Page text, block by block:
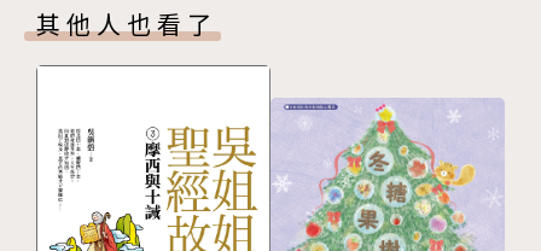
空間。」──《舌戰道修練館》作者 金京美
引導孩子思考溝通的課題。層層反轉的情節，不一味說
教，讓孩子在學校面對言語霸凌、友情之間的情緒勒
索，或是在網路世界遇到惡意批評與負能量的環境時，
能以靈巧的智慧和強韌的心回應。
其他人也看了